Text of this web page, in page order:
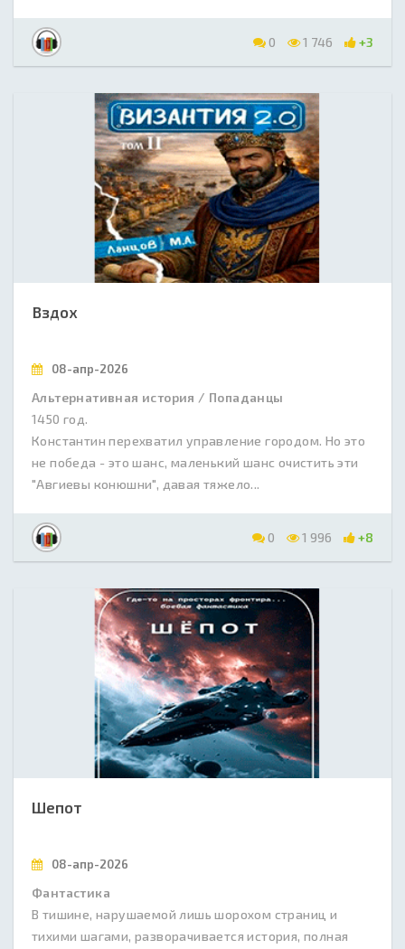
0 1 746 +3
Вздох
08-апр-2026
Альтернативная история / Попаданцы
1450 год.
Константин перехватил управление городом. Но это
не победа - это шанс, маленький шанс очистить эти
"Авгиевы конюшни", давая тяжело...
0 1 996 +8
Шепот
08-апр-2026
Фантастика
В тишине, нарушаемой лишь шорохом страниц и
тихими шагами, разворачивается история, полная